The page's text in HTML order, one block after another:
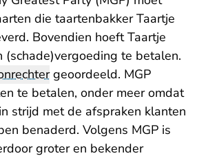
die taartenbakker Taartje
Bovendien hoeft Taartje
(schade)vergoeding te betalen.
geoordeeld. MGP
te betalen, onder meer omdat
strijd met de afspraken klanten
benaderd. Volgens MGP is
groter en bekender